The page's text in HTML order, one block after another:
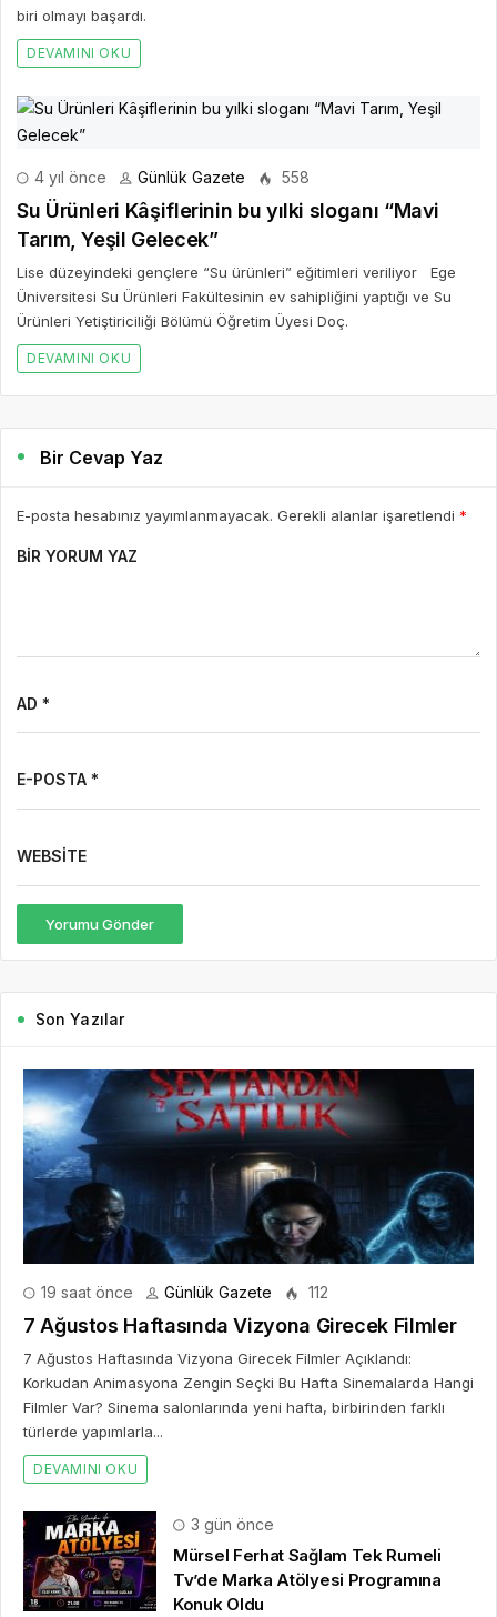
biri olmayı başardı.
DEVAMINI OKU
4 yıl önce Günlük Gazete 558
Su Ürünleri Kâşiflerinin bu yılki sloganı “Mavi
Tarım, Yeşil Gelecek”
Lise düzeyindeki gençlere “Su ürünleri” eğitimleri veriliyor Ege
Üniversitesi Su Ürünleri Fakültesinin ev sahipliğini yaptığı ve Su
Ürünleri Yetiştiriciliği Bölümü Öğretim Üyesi Doç.
DEVAMINI OKU
Bir Cevap Yaz
E-posta hesabınız yayımlanmayacak. Gerekli alanlar işaretlendi *
BIR YORUM YAZ
AD *
E-POSTA *
WEBSITE
Yorumu Gönder
Son Yazılar
19 saat önce Günlük Gazete 112
7 Ağustos Haftasında Vizyona Girecek Filmler
7 Ağustos Haftasında Vizyona Girecek Filmler Açıklandı:
Korkudan Animasyona Zengin Seçki Bu Hafta Sinemalarda Hangi
Filmler Var? Sinema salonlarında yeni hafta, birbirinden farklı
türlerde yapımlarla...
DEVAMINI OKU
3 gün önce
Mürsel Ferhat Sağlam Tek Rumeli
Tv’de Marka Atölyesi Programına
Konuk Oldu